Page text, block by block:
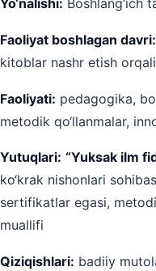
Yo‘nalishi: Boshlang‘ich
Faoliyat boshlagan davri:
kitoblar nashr etish orqali
Faoliyati: pedagogika,
metodik qo‘llanmalar,
Yutuqlari: “Yuksak ilm
ko‘krak nishonlari
sertifikatlar egasi,
muallifi
Qiziqishlari: badiiy